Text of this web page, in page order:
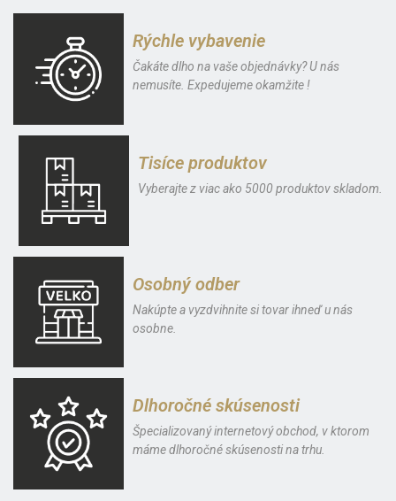
Rýchle vybavenie
Čakáte dlho na vaše objednávky? U nás
nemusíte. Expedujeme okamžite !
Tisíce produktov
Vyberajte z viac ako 5000 produktov skladom.
Osobný odber
Nakúpte a vyzdvihnite si tovar ihneď u nás
osobne.
Dlhoročné skúsenosti
Špecializovaný internetový obchod, v ktorom
máme dlhoročné skúsenosti na trhu.